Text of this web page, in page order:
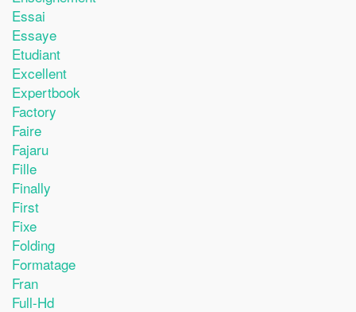
Essai
Essaye
Etudiant
Excellent
Expertbook
Factory
Faire
Fajaru
Fille
Finally
First
Fixe
Folding
Formatage
Fran
Full-Hd